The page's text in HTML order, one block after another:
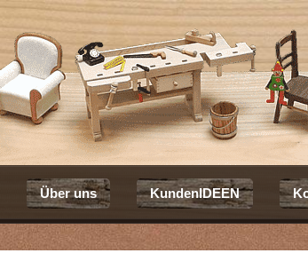
Über uns KundenIDEEN